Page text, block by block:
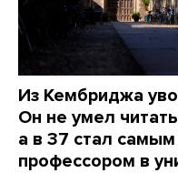
Из Кембриджа
Он не умел
а в 37 стал
профессором в